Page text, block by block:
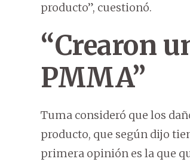
producto”, cuestionó.
“Crearon
PMMA”
Tuma consideró que los
producto, que según dijo
primera opinión es la que